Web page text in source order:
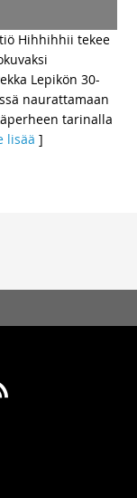
Hihhihhii tekee
Lepikön 30-
naurattamaan
tarinalla
lisää ]